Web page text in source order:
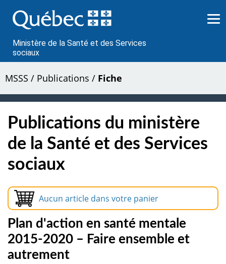
au
contenu
Ministère de la Santé et des Services
sociaux
MSSS / Publications / Fiche
Publications du ministère
de la Santé et des Services
sociaux
Aucun article dans votre panier
Plan d'action en santé mentale
2015-2020 – Faire ensemble et
autrement